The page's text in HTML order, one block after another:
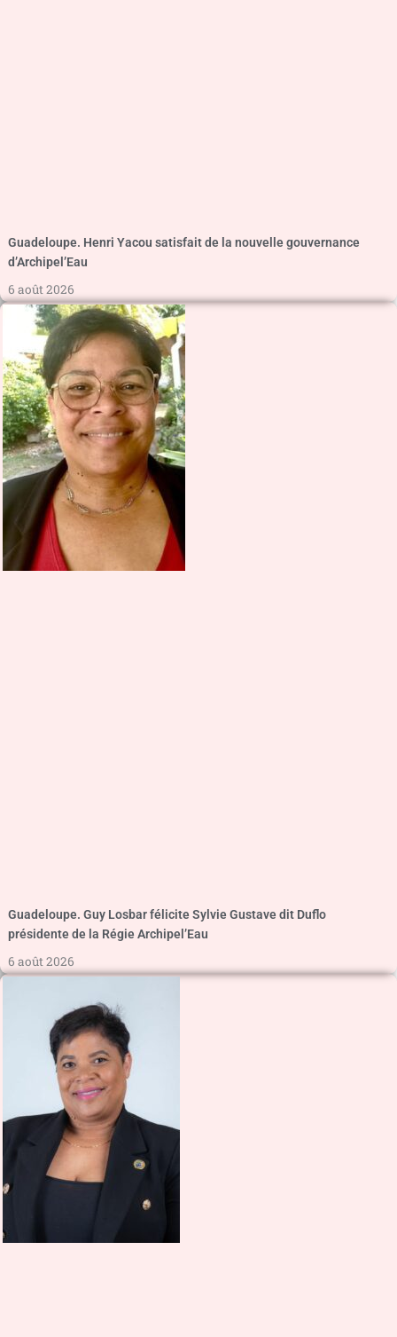
Guadeloupe. Henri Yacou satisfait de la nouvelle gouvernance
d’Archipel’Eau
6 août 2026
Guadeloupe. Guy Losbar félicite Sylvie Gustave dit Duflo
présidente de la Régie Archipel’Eau
6 août 2026